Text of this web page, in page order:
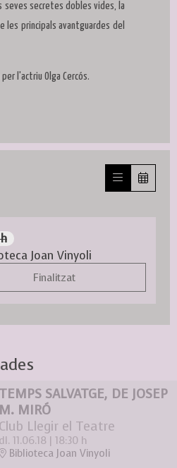
seves secretes dobles vides, la
les principals avantguardes del
l'actriu Olga Cercós.
Joan Vinyoli
Finalitzat
TEMPS SALVATGE, DE JOSEP
M. MIRÓ
Club Llegir el Teatre
dl. 11.06.18 | 18:30 h
Biblioteca Joan Vinyoli